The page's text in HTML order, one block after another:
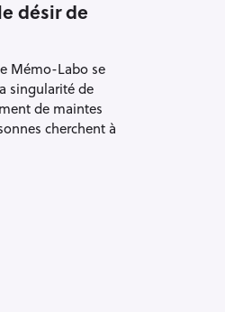
désir de
Mémo-Labo se
singularité de
de maintes
cherchent à